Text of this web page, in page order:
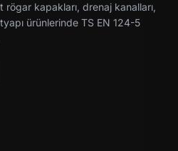
kapakları, drenaj kanalları,
ürünlerinde TS EN 124-5